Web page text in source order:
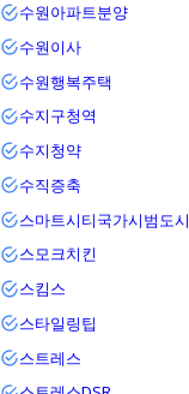
수원아파트분양
수원이사
수원행복주택
수지구청역
수지청약
수직증축
스마트시티국가시범도시
스모크치킨
스킴스
스타일링팁
스트레스